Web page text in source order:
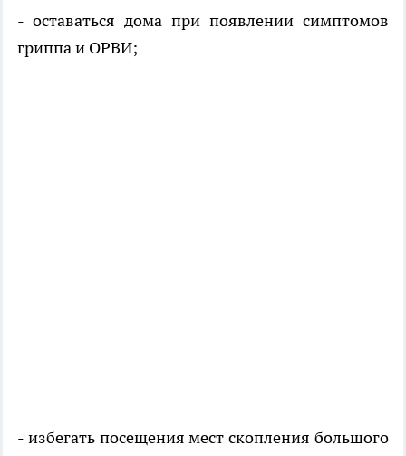
- оставаться дома при появлении симптомов
гриппа и ОРВИ;
- избегать посещения мест скопления большого